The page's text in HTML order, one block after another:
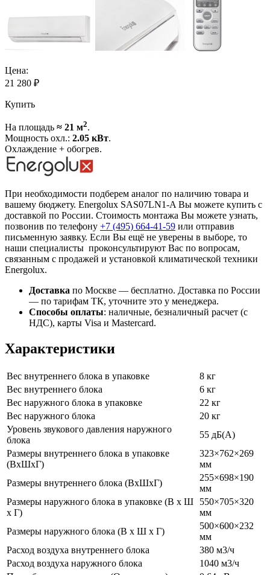
Цена:
21 280 ₽
Купить
На площадь ≈ 21 м2.
Мощность охл.: 2.05 кВт.
Охлаждение + обогрев.
При необходимости подберем аналог по наличию товара и
вашему бюджету. Energolux SAS07LN1-A Вы можете купить с
доставкой по России. Стоимость монтажа Вы можете узнать,
позвонив по телефону +7 (495) 664-41-59 или отправив
письменную заявку. Если Вы ещё не уверены в выборе, то
наши специалисты проконсультируют Вас по вопросам,
связанным с продажей и установкой климатической техники
Energolux.
Доставка по Москве — бесплатно. Доставка по России
— по тарифам ТК, уточните это у менеджера.
Способы оплаты: наличные, безналичный расчет (с
НДС), карты Visa и Mastercard.
Характеристики
Вес внутреннего блока в упаковке
8 кг
Вес внутреннего блока
6 кг
Вес наружного блока в упаковке
22 кг
Вес наружного блока
20 кг
Уровень звукового давления наружного
блока
55 дБ(А)
Размеры внутреннего блока в упаковке
(ВхШхГ)
323×762×269
мм
Размеры внутреннего блока (ВхШхГ)
255×698×190
мм
Размеры наружного блока в упаковке (В х Ш
х Г)
550×705×320
мм
Размеры наружного блока (В х Ш х Г)
500×600×232
мм
Расход воздуха внутреннего блока
380 м3/ч
Расход воздуха наружного блока
1040 м3/ч